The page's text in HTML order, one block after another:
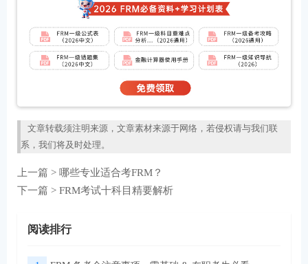
文章转载须注明来源，文章素材来源于网络，若侵权请与我们联
系，我们将及时处理。
上一篇 > 哪些专业适合考FRM？
下一篇 > FRM考试十科目精要解析
阅读排行